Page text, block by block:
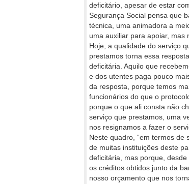
deficitário, apesar de estar
Segurança Social pensa que
técnica, uma animadora a
uma auxiliar para apoiar, mas
Hoje, a qualidade do serviço
prestamos torna essa
deficitária. Aquilo que
e dos utentes paga pouco
da resposta, porque temos
funcionários do que o
porque o que ali consta não
serviço que prestamos, uma
nos resignamos a fazer o
Neste quadro, “em termos de
de muitas instituições deste
deficitária, mas porque,
os créditos obtidos junto da
nosso orçamento que nos